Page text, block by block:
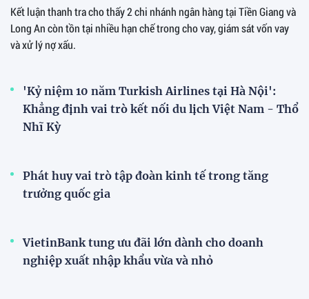
Kết luận thanh tra cho thấy 2 chi nhánh ngân hàng tại Tiền Giang và
Long An còn tồn tại nhiều hạn chế trong cho vay, giám sát vốn vay
và xử lý nợ xấu.
'Kỷ niệm 10 năm Turkish Airlines tại Hà Nội':
Khẳng định vai trò kết nối du lịch Việt Nam - Thổ
Nhĩ Kỳ
Phát huy vai trò tập đoàn kinh tế trong tăng
trưởng quốc gia
VietinBank tung ưu đãi lớn dành cho doanh
nghiệp xuất nhập khẩu vừa và nhỏ